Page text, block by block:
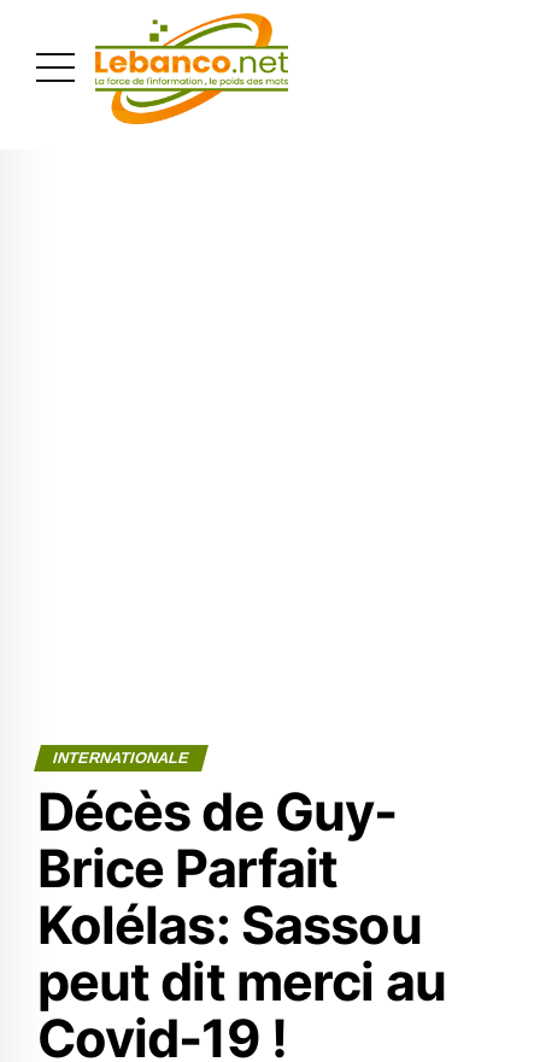
INTERNATIONALE
Décès de Guy-
Brice Parfait
Kolélas: Sassou
peut dit merci au
Covid-19 !